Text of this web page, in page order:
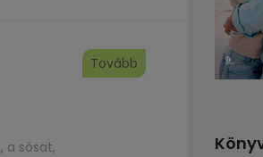
a sósat,
Tovább